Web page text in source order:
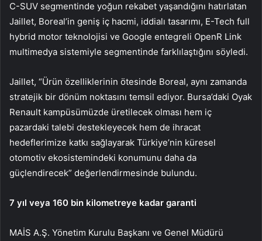
C-SUV segmentinde yoğun rekabet yaşandığını hatırlatan
Jaillet, Boreal’in geniş iç hacmi, iddialı tasarımı, E-Tech full
hybrid motor teknolojisi ve Google entegreli OpenR Link
multimedya sistemiyle segmentinde farklılaştığını söyledi.
Jaillet, “Ürün özelliklerinin ötesinde Boreal, aynı zamanda
stratejik bir dönüm noktasını temsil ediyor. Bursa’daki Oyak
Renault kampüsümüzde üretilecek olması hem iç
pazardaki talebi destekleyecek hem de ihracat
hedeflerimize katkı sağlayarak Türkiye’nin küresel
otomotiv ekosistemindeki konumunu daha da
güçlendirecek” değerlendirmesinde bulundu.
7 yıl veya 160 bin kilometreye kadar garanti
MAİS A.Ş. Yönetim Kurulu Başkanı ve Genel Müdürü